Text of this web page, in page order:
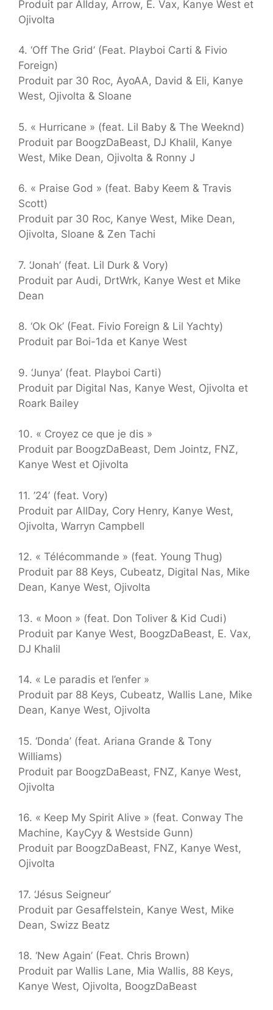
Produit par Allday, Arrow, E. Vax, Kanye West et
Ojivolta
4. ‘Off The Grid’ (Feat. Playboi Carti & Fivio
Foreign)
Produit par 30 Roc, AyoAA, David & Eli, Kanye
West, Ojivolta & Sloane
5. « Hurricane » (feat. Lil Baby & The Weeknd)
Produit par BoogzDaBeast, DJ Khalil, Kanye
West, Mike Dean, Ojivolta & Ronny J
6. « Praise God » (feat. Baby Keem & Travis
Scott)
Produit par 30 Roc, Kanye West, Mike Dean,
Ojivolta, Sloane & Zen Tachi
7. ‘Jonah’ (feat. Lil Durk & Vory)
Produit par Audi, DrtWrk, Kanye West et Mike
Dean
8. ‘Ok Ok’ (Feat. Fivio Foreign & Lil Yachty)
Produit par Boi-1da et Kanye West
9. ‘Junya’ (feat. Playboi Carti)
Produit par Digital Nas, Kanye West, Ojivolta et
Roark Bailey
10. « Croyez ce que je dis »
Produit par BoogzDaBeast, Dem Jointz, FNZ,
Kanye West et Ojivolta
11. ’24’ (feat. Vory)
Produit par AllDay, Cory Henry, Kanye West,
Ojivolta, Warryn Campbell
12. « Télécommande » (feat. Young Thug)
Produit par 88 Keys, Cubeatz, Digital Nas, Mike
Dean, Kanye West, Ojivolta
13. « Moon » (feat. Don Toliver & Kid Cudi)
Produit par Kanye West, BoogzDaBeast, E. Vax,
DJ Khalil
14. « Le paradis et l’enfer »
Produit par 88 Keys, Cubeatz, Wallis Lane, Mike
Dean, Kanye West, Ojivolta
15. ‘Donda’ (feat. Ariana Grande & Tony
Williams)
Produit par BoogzDaBeast, FNZ, Kanye West,
Ojivolta
16. « Keep My Spirit Alive » (feat. Conway The
Machine, KayCyy & Westside Gunn)
Produit par BoogzDaBeast, FNZ, Kanye West,
Ojivolta
17. ‘Jésus Seigneur’
Produit par Gesaffelstein, Kanye West, Mike
Dean, Swizz Beatz
18. ‘New Again’ (Feat. Chris Brown)
Produit par Wallis Lane, Mia Wallis, 88 Keys,
Kanye West, Ojivolta, BoogzDaBeast